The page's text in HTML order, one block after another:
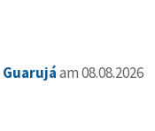
Guarujáam 08.08.2026